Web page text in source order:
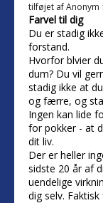
tilføjet afAnonym
Farvel til dig
Du er stadig
forstand.
Hvorfor blvier
dum? Du vil
stadig ikke at
og færre, og
Ingen kan lide
for pokker - at
dit liv.
Der er heller
sidste 20 år af
uendelige
dig selv.